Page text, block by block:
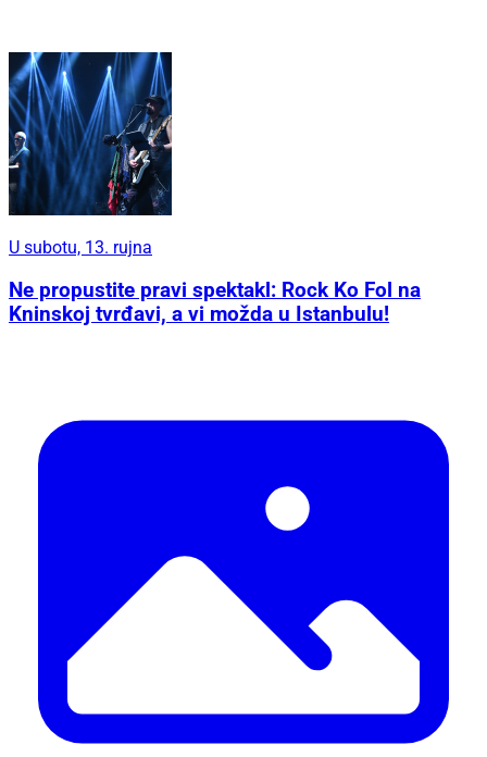
U subotu, 13. rujna
Ne propustite pravi spektakl: Rock Ko Fol na
Kninskoj tvrđavi, a vi možda u Istanbulu!